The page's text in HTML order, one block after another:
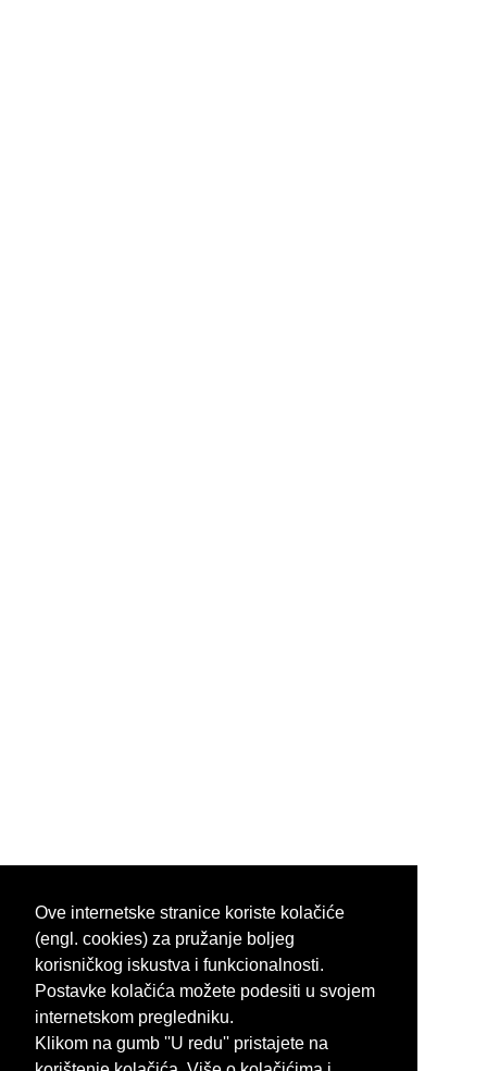
Ove internetske stranice koriste kolačiće
(engl. cookies) za pružanje boljeg
korisničkog iskustva i funkcionalnosti.
Postavke kolačića možete podesiti u svojem
internetskom pregledniku.
Klikom na gumb ''U redu'' pristajete na